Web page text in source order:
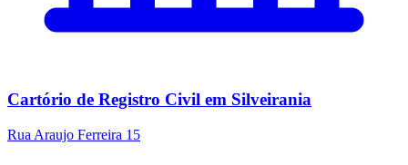
Cartório de Registro Civil em Silveirania
Rua Araujo Ferreira 15